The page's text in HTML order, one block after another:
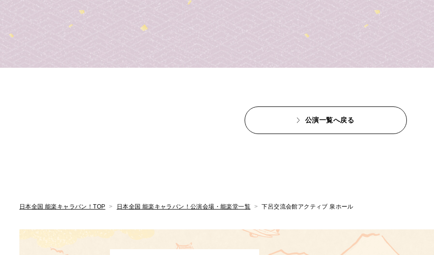
公演一覧へ戻る
日本全国 能楽キャラバン！TOP 日本全国 能楽キャラバン！公演会場・能楽堂一覧 下呂交流会館アクティブ 泉ホール